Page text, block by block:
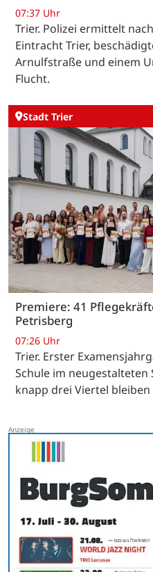
07:37 Uhr
Trier. Polizei ermittelt
Eintracht Trier,
Arnulfstraße und einem
Flucht.
Stadt Trier
Premiere: 41
Petrisberg
07:26 Uhr
Trier. Erster
Schule im neugestalteten
knapp drei Viertel